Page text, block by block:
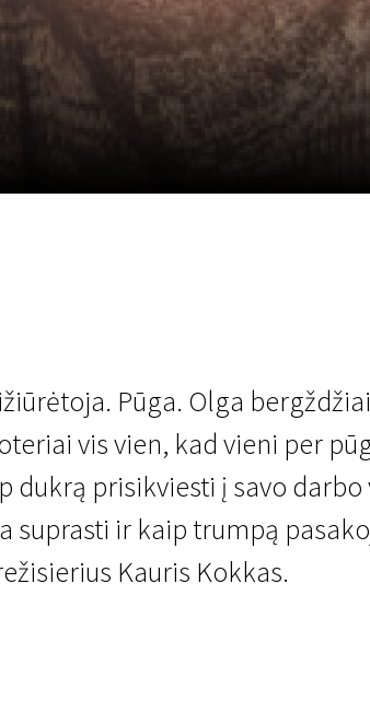
Pūga. Olga
vis vien, kad vieni per
dukrą prisikviesti į savo
ir kaip trumpą
Kauris Kokkas.